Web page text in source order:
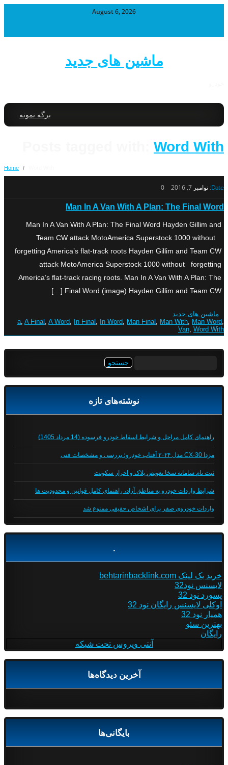
August 6, 2026
ماشین های جدید
برگه نمونه
Word With
Home /
Date: نوامبر 7, 2016 0
Man In A Van With A Plan: The Final Word
Man In A Van With A Plan: The Final Word Hayden Gillim and
Team CW attack MotoAmerica Superstock 1000 without
forgetting America’s flat-track roots Hayden Gillim and Team CW
attack MotoAmerica Superstock 1000 without forgetting
America’s flat-track racing roots. Man In A Van With A Plan: The
Final Word (image) Hayden Gillim and Team CW […]
ماشین های جدید
a, A Final , A Word, In Final , In Word, Man Final , Man With, Man Word,
Van, Word With
نوشته‌های تازه
راهنمای کامل مراحل و شرایط اسقاط خودرو فرسوده (14 مرداد 1405)
مزدا CX-30 مدل ۲۰۲۴ آفتاب خودرو؛ بررسی و مشخصات فنی
ثبت نام سامانه سخا تعویض پلاک و احراز سکونت
شرایط واردات خودرو به مناطق آزاد، راهنمای کامل قوانین و محدودیت ها
واردات خودروی صفر برای اشخاص حقیقی ممنوع شد
.
خرید بک لینک behtarinbacklink.com
لایسنس نود32
پسورد نود 32
اوکلی لایسنس رایگان نود 32
همیار نود 32
بهترین سئو
رایگان
آنتی ویروس تحت شبکه
آخرین دیدگاه‌ها
بایگانی‌ها